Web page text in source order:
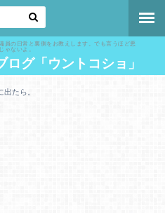
員の日常と裏側をお教えします。でも言うほど悪
ゃないよ。
グ「ウントコショ」
たら。